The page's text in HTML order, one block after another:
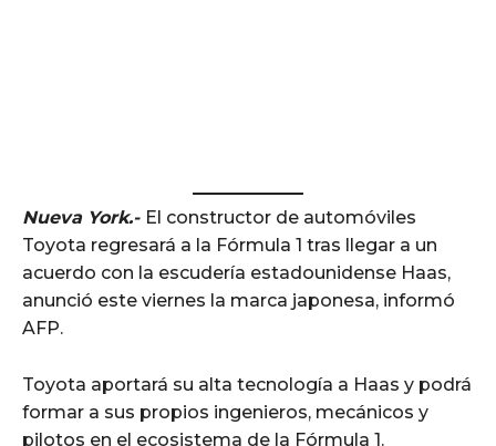
Nueva York.- El constructor de automóviles
Toyota regresará a la Fórmula 1 tras llegar a un
acuerdo con la escudería estadounidense Haas,
anunció este viernes la marca japonesa, informó
AFP.
Toyota aportará su alta tecnología a Haas y podrá
formar a sus propios ingenieros, mecánicos y
pilotos en el ecosistema de la Fórmula 1.